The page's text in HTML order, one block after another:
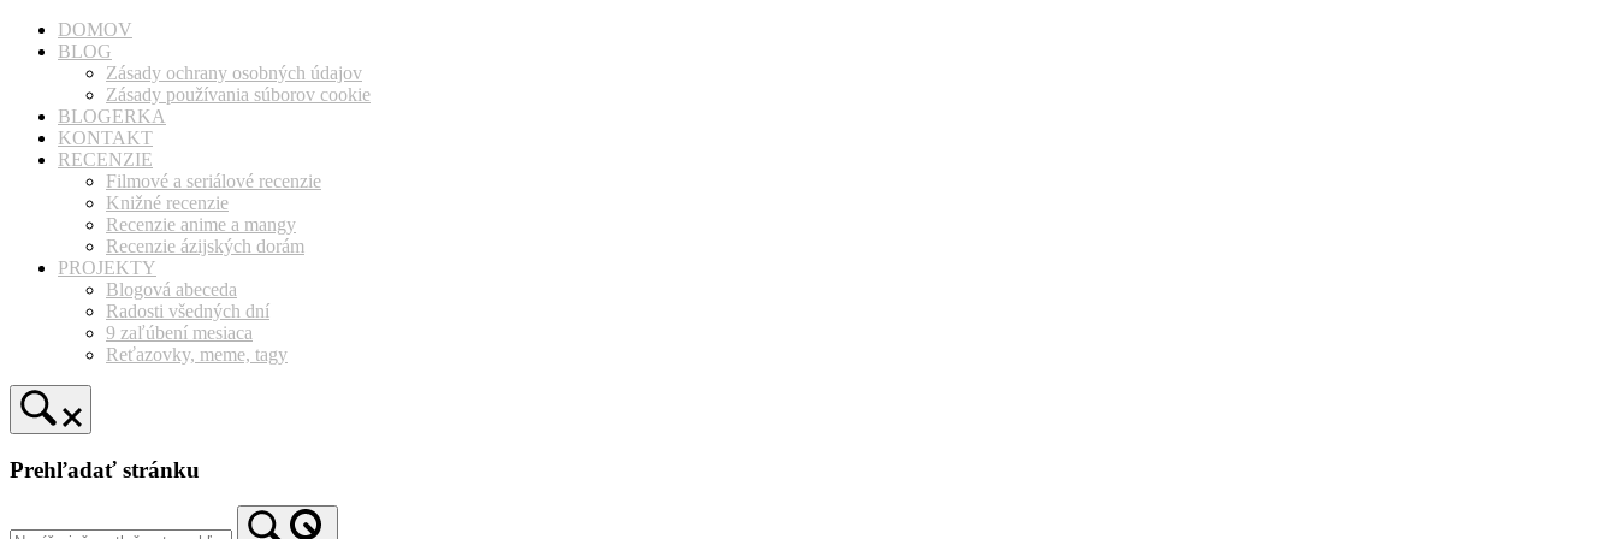
Prejsť
DOMOV
BLOG
Zásady ochrany osobných údajov
Zásady používania súborov cookie
BLOGERKA
KONTAKT
RECENZIE
Filmové a seriálové recenzie
Knižné recenzie
Recenzie anime a mangy
Recenzie ázijských dorám
PROJEKTY
Blogová abeceda
Radosti všedných dní
9 zaľúbení mesiaca
Reťazovky, meme, tagy
Prehľadať stránku